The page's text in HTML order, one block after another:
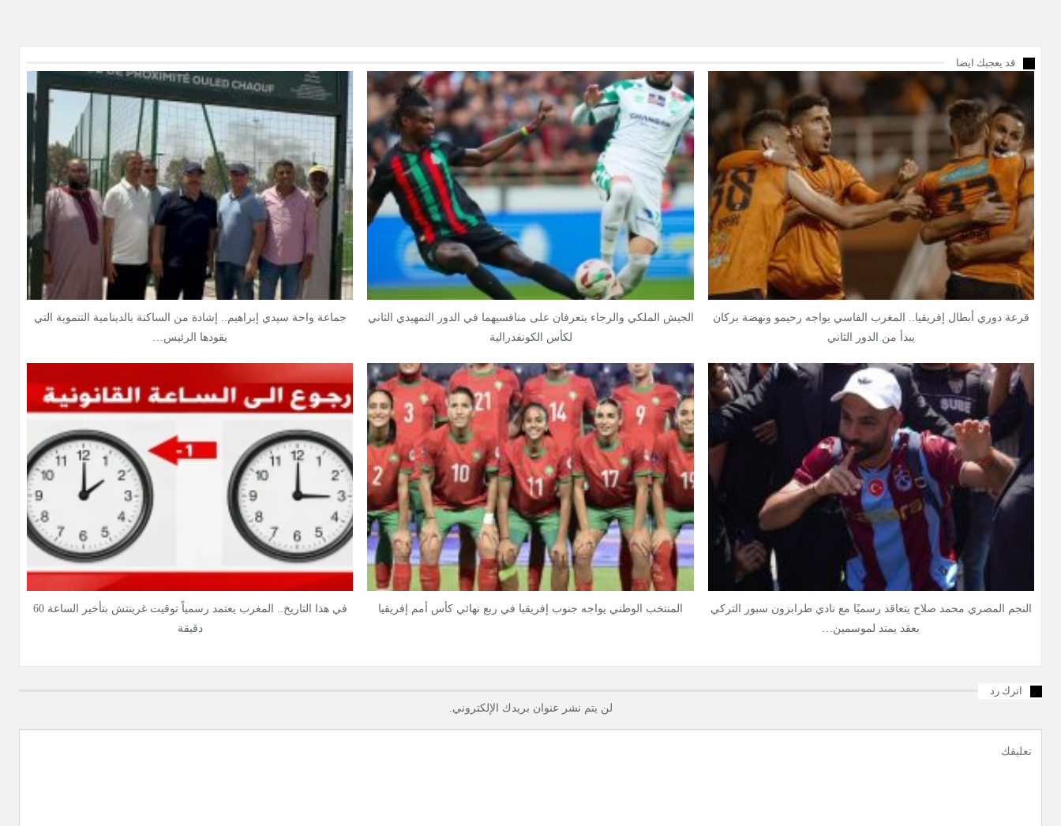
قد يعجبك ايضا
قرعة دوري أبطال إفريقيا.. المغرب الفاسي يواجه رحيمو ونهضة بركان
يبدأ من الدور الثاني
الجيش الملكي والرجاء يتعرفان على منافسيهما في الدور التمهيدي الثاني
لكأس الكونفدرالية
جماعة واحة سيدي إبراهيم.. إشادة من الساكنة بالدينامية التنموية التي
يقودها الرئيس…
النجم المصري محمد صلاح يتعاقد رسميًا مع نادي طرابزون سبور التركي
بعقد يمتد لموسمين…
المنتخب الوطني يواجه جنوب إفريقيا في ربع نهائي كأس أمم إفريقيا
في هذا التاريخ.. المغرب يعتمد رسمياً توقيت غرينتش بتأخير الساعة 60
دقيقة
اترك رد
لن يتم نشر عنوان بريدك الإلكتروني.